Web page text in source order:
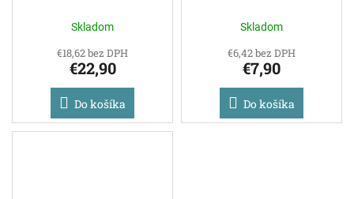
Skladom
€18,62 bez DPH
€22,90
Do košíka
Skladom
€6,42 bez DPH
€7,90
Do košíka